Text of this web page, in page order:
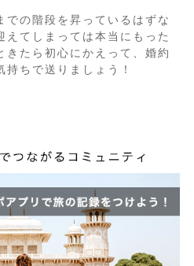
の階段を昇っているはずな
えてしまっては本当にもった
きたら初心にかえって、婚約
ちで送りましょう！